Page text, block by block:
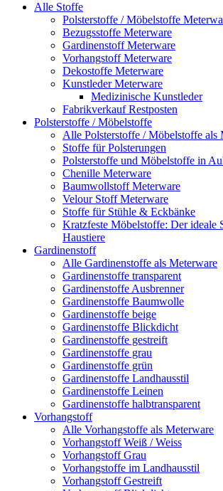
Alle Stoffe
Polsterstoffe / Möbelstoffe
Bezugsstoffe Meterware
Gardinenstoff Meterware
Vorhangstoff Meterware
Dekostoffe Meterware
Kunstleder Meterware
Medizinische Kunstleder
Fabrikverkauf Restposten
Polsterstoffe / Möbelstoffe
Alle Polsterstoffe / Möbelstoffe als
Stoffe für Polsterungen
Polsterstoffe und Möbelstoffe in
Chenille Meterware
Baumwollstoff Meterware
Velour Stoff Meterware
Stoffe für Stühle & Eckbänke
Kratzfeste Möbelstoffe: Der ideale
Haustiere
Gardinenstoff
Alle Gardinenstoffe als Meterware
Gardinenstoffe transparent
Gardinenstoffe Ausbrenner
Gardinenstoffe Baumwolle
Gardinenstoffe beige
Gardinenstoffe Blickdicht
Gardinenstoffe gestreift
Gardinenstoffe grau
Gardinenstoffe grün
Gardinenstoffe Landhausstil
Gardinenstoffe Leinen
Gardinenstoffe halbtransparent
Vorhangstoff
Alle Vorhangstoffe als Meterware
Vorhangstoff Weiß / Weiss
Vorhangstoff Grau
Vorhangstoffe im Landhausstil
Vorhangstoff Gestreift